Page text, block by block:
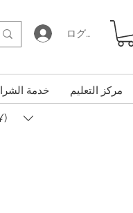
ログイン
خدمة مركز التعليم